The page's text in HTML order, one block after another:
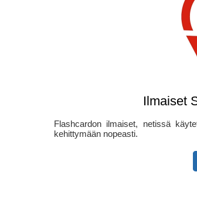
Ilmaiset
Flashcardon ilmaiset, netissä
kehittymään nopeasti.